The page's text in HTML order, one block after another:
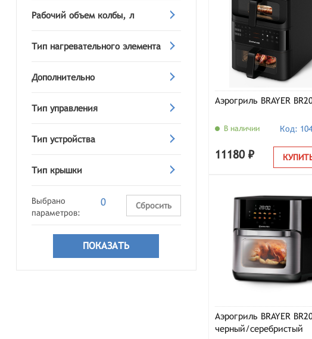
Рабочий объем колбы, л
Тип нагревательного элемента
Дополнительно
Тип управления
Тип устройства
Тип крышки
Выбрано
параметров:
0 Сбросить
Аэрогриль BRAYER
В наличии Код:
11180 ₽
Аэрогриль BRAYER
черный/серебристый